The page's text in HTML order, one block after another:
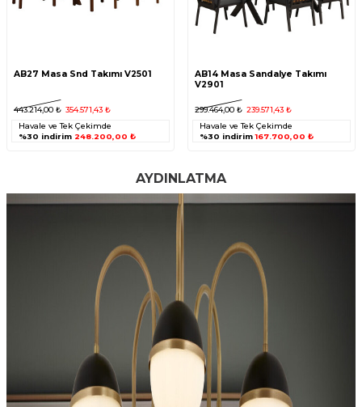
AB27 Masa Snd Takımı V2501
443.214,00 ₺ 354.571,43 ₺
Havale ve Tek Çekimde
%30 indirim 248.200,00 ₺
AB14 Masa Sandalye Takımı
V2901
299.464,00 ₺ 239.571,43 ₺
Havale ve Tek Çekimde
%30 indirim 167.700,00 ₺
AYDINLATMA